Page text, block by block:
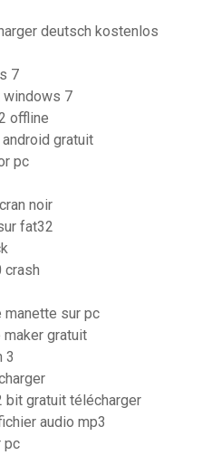
deutsch kostenlos
7
windows 7
offline
gratuit
pc
noir
fat32
crash
manette sur pc
gratuit
3
gratuit télécharger
audio mp3
pc